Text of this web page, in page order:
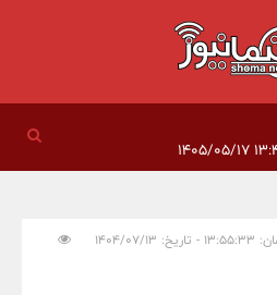
تاریخ: ۱۴۰۴/۰۷/۱۳